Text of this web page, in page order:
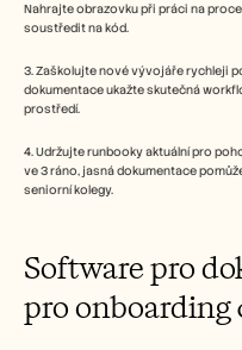
Nahrajte obrazovku při práci na
soustředit na kód.
3. Zaškolujte nové vývojáře rychleji
dokumentace ukažte skutečná
prostředí.
4. Udržujte runbooky aktuální pro
ve 3 ráno, jasná dokumentace
seniorní kolegy.
Software pro
pro